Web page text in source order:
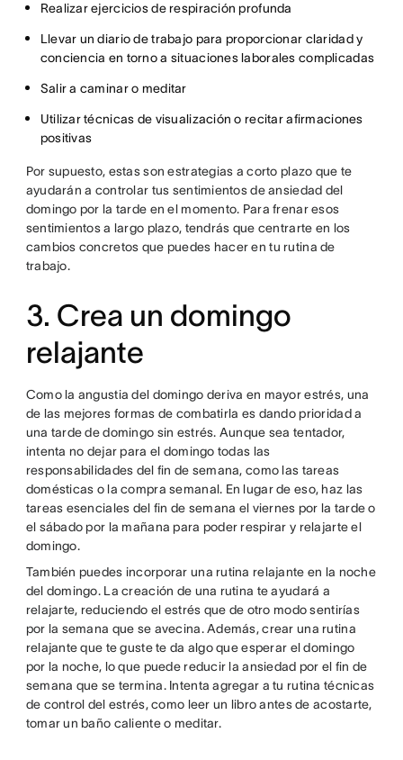
Realizar ejercicios de respiración profunda
Llevar un diario de trabajo para proporcionar claridad y
conciencia en torno a situaciones laborales complicadas
Salir a caminar o meditar
Utilizar técnicas de visualización o recitar afirmaciones
positivas
Por supuesto, estas son estrategias a corto plazo que te
ayudarán a controlar tus sentimientos de ansiedad del
domingo por la tarde en el momento. Para frenar esos
sentimientos a largo plazo, tendrás que centrarte en los
cambios concretos que puedes hacer en tu rutina de
trabajo.
3. Crea un domingo
relajante
Como la angustia del domingo deriva en mayor estrés, una
de las mejores formas de combatirla es dando prioridad a
una tarde de domingo sin estrés. Aunque sea tentador,
intenta no dejar para el domingo todas las
responsabilidades del fin de semana, como las tareas
domésticas o la compra semanal. En lugar de eso, haz las
tareas esenciales del fin de semana el viernes por la tarde o
el sábado por la mañana para poder respirar y relajarte el
domingo.
También puedes incorporar una rutina relajante en la noche
del domingo. La creación de una rutina te ayudará a
relajarte, reduciendo el estrés que de otro modo sentirías
por la semana que se avecina. Además, crear una rutina
relajante que te guste te da algo que esperar el domingo
por la noche, lo que puede reducir la ansiedad por el fin de
semana que se termina. Intenta agregar a tu rutina técnicas
de control del estrés, como leer un libro antes de acostarte,
tomar un baño caliente o meditar.